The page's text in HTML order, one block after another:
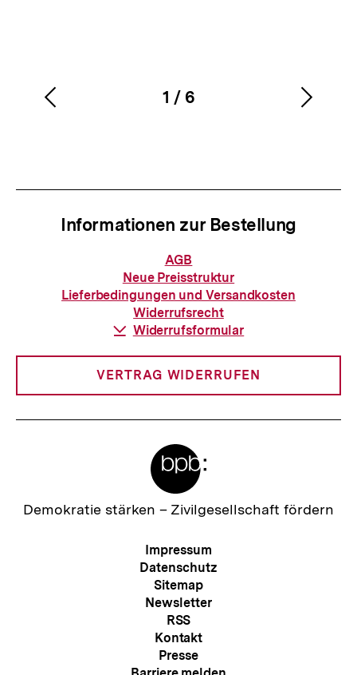
Karussellinhalt
1
von
/ 6
Vorherigen
Informationen zur Bestellung
Informationen
zur
Bestellung
AGB
Neue Preisstruktur
Lieferbedingungen und Versandkosten
Widerrufsrecht
Download-
Widerrufsformular
VERTRAG WIDERRUFEN
Zur
Demokratie stärken – Zivilgesellschaft fördern
Meta-
Navigation
Impressum
Datenschutz
Sitemap
Newsletter
RSS
Kontakt
Presse